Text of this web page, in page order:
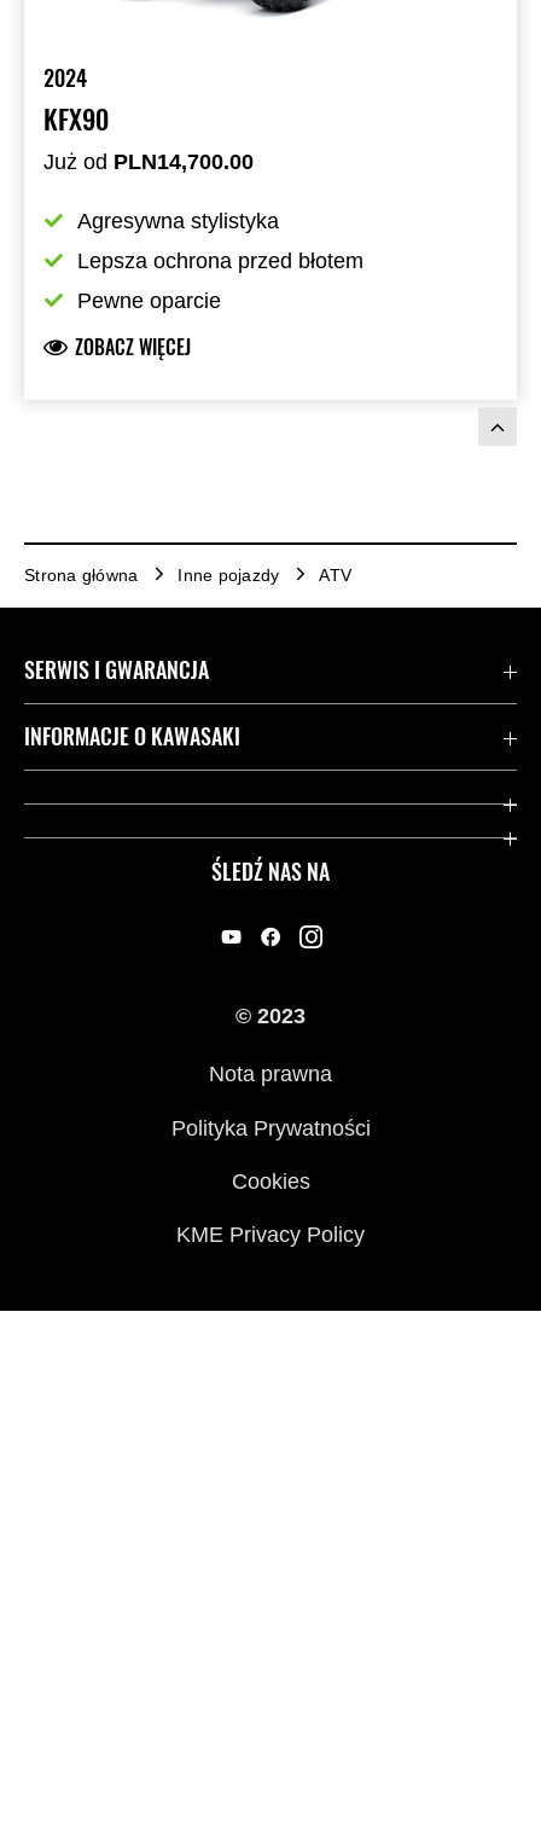
2024
KFX90
Już od PLN14,700.00
Agresywna stylistyka
Lepsza ochrona przed błotem
Pewne oparcie
ZOBACZ WIĘCEJ
Strona główna Inne pojazdy ATV
ŚLEDŹ NAS NA
SERWIS I GWARANCJA
Kontakt
Przydatne strony
INFORMACJE O KAWASAKI
Dziedzictwo Kawasaki
© 2023
Nota prawna
Polityka Prywatności
Cookies
KME Privacy Policy